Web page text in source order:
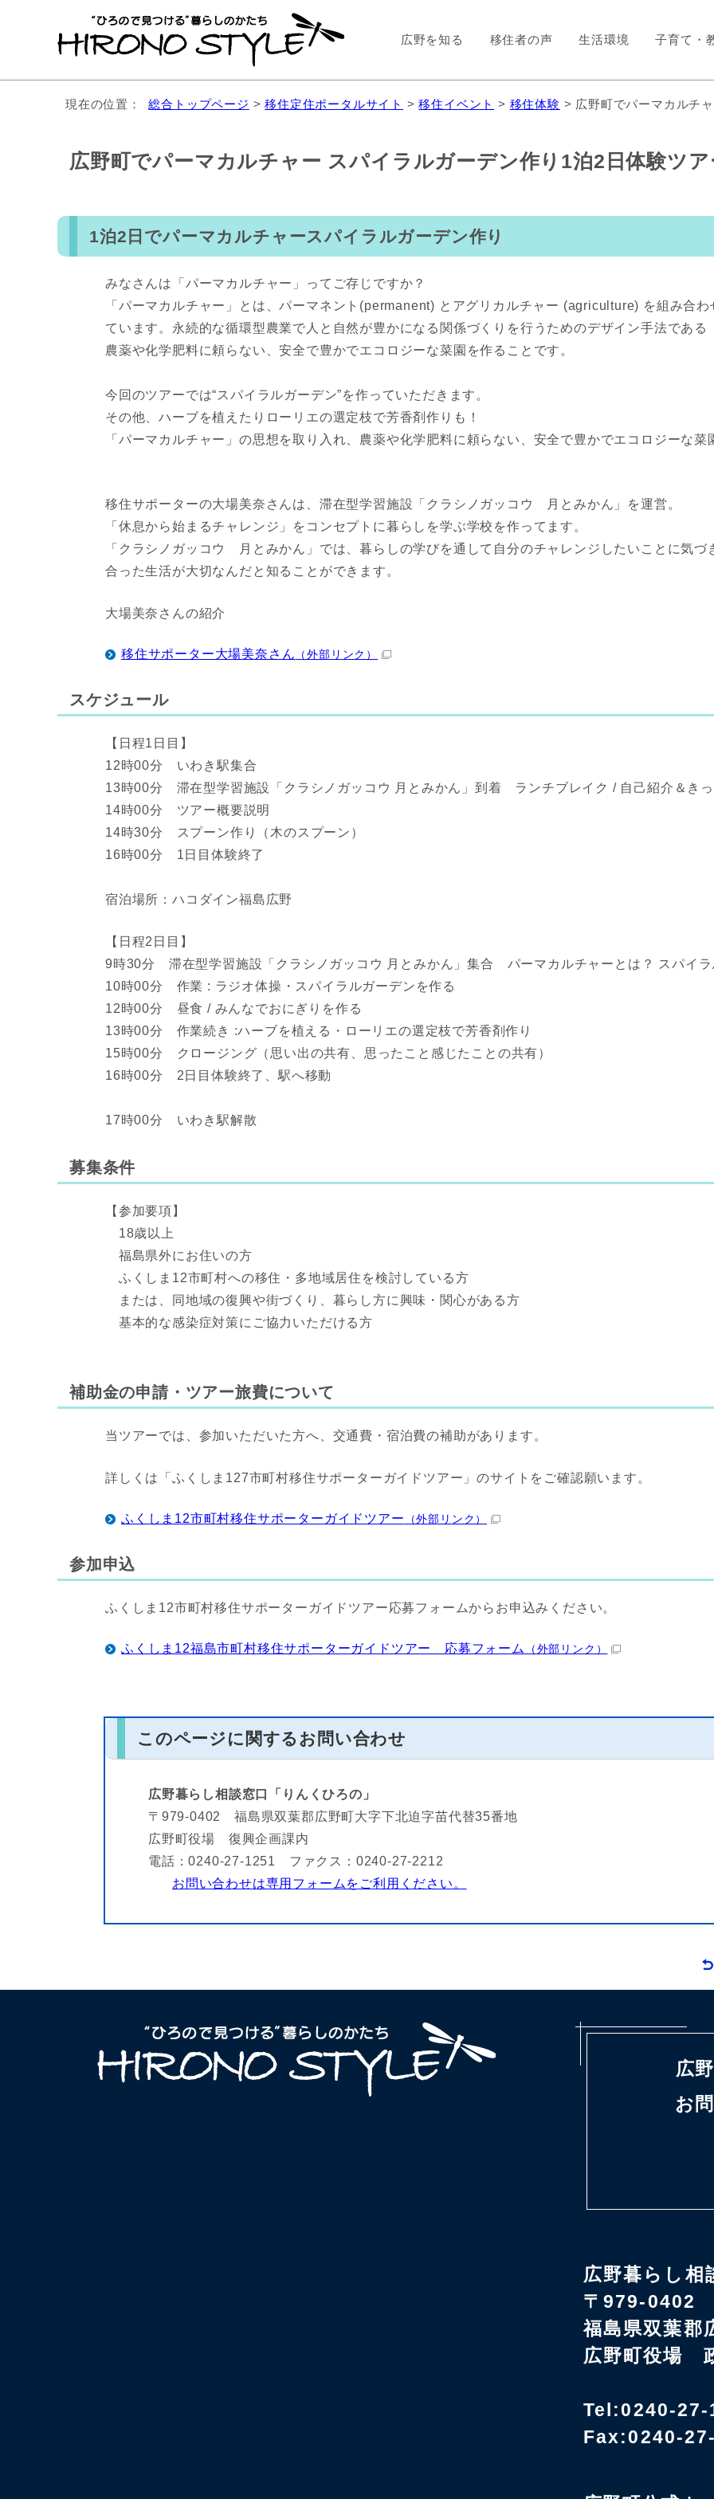
広野を知る 移住者の声 生活環境 子育て・
現在の位置：総合トップページ >移住定住ポータルサイト >移住イベント > 移住体験 > 広野町でパーマカルチ
広野町でパーマカルチャー スパイラルガーデン作り1泊2日体験ツア
1泊2日でパーマカルチャースパイラルガーデン作り
みなさんは「パーマカルチャー」ってご存じですか？
「パーマカルチャー」とは、パーマネント(permanent) とアグリカルチャー (agriculture) を組み合
ています。永続的な循環型農業で人と自然が豊かになる関係づくりを行うためのデザイン手法である
農薬や化学肥料に頼らない、安全で豊かでエコロジーな菜園を作ることです。
今回のツアーでは“スパイラルガーデン”を作っていただきます。
その他、ハーブを植えたりローリエの選定枝で芳香剤作りも！
「パーマカルチャー」の思想を取り入れ、農薬や化学肥料に頼らない、安全で豊かでエコロジーな菜
移住サポーターの大場美奈さんは、滞在型学習施設「クラシノガッコウ 月とみかん」を運営。
「休息から始まるチャレンジ」をコンセプトに暮らしを学ぶ学校を作ってます。
「クラシノガッコウ 月とみかん」では、暮らしの学びを通して自分のチャレンジしたいことに気づ
合った生活が大切なんだと知ることができます。
大場美奈さんの紹介
移住サポーター大場美奈さん （外部リンク）
スケジュール
【日程1日目】
12時00分 いわき駅集合
13時00分 滞在型学習施設「クラシノガッコウ 月とみかん」到着 ランチブレイク / 自己紹介＆き
14時00分 ツアー概要説明
14時30分 スプーン作り（木のスプーン）
16時00分 1日目体験終了
宿泊場所：ハコダイン福島広野
【日程2日目】
9時30分 滞在型学習施設「クラシノガッコウ 月とみかん」集合 パーマカルチャーとは？ スパイラ
10時00分 作業 : ラジオ体操・スパイラルガーデンを作る
12時00分 昼食 / みんなでおにぎりを作る
13時00分 作業続き :ハーブを植える・ローリエの選定枝で芳香剤作り
15時00分 クロージング（思い出の共有、思ったこと感じたことの共有）
16時00分 2日目体験終了、駅へ移動
17時00分 いわき駅解散
募集条件
【参加要項】
18歳以上
福島県外にお住いの方
ふくしま12市町村への移住・多地域居住を検討している方
または、同地域の復興や街づくり、暮らし方に興味・関心がある方
基本的な感染症対策にご協力いただける方
補助金の申請・ツアー旅費について
当ツアーでは、参加いただいた方へ、交通費・宿泊費の補助があります。
詳しくは「ふくしま127市町村移住サポーターガイドツアー」のサイトをご確認願います。
ふくしま12市町村移住サポーターガイドツアー （外部リンク）
参加申込
ふくしま12市町村移住サポーターガイドツアー応募フォームからお申込みください。
ふくしま12福島市町村移住サポーターガイドツアー 応募フォーム （外部リンク）
このページに関する お問い合わせ
広野暮らし相談窓口「りんくひろの」
〒979-0402 福島県双葉郡広野町大字下北迫字苗代替35番地
広野町役場 復興企画課内
電話：0240-27-1251 ファクス：0240-27-2212
お問い合わせは専用フォームをご利用ください。
広
お
広野暮らし相
〒979-0402
福島県双葉郡
広野町役場
Tel:0240-27-
Fax:0240-